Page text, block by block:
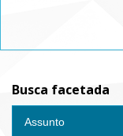
Busca facetada
Assunto